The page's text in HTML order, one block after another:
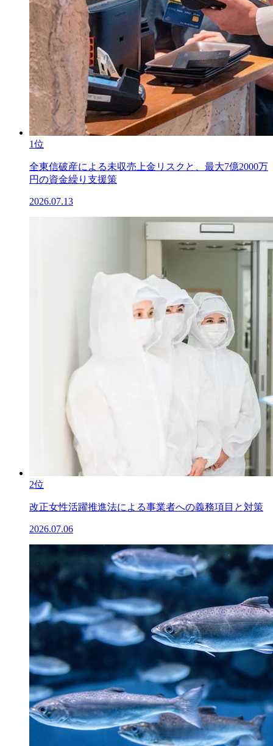
1位
全東信破産による未収売上金リスクと、最大7億2000万
円の資金繰り支援策
2026.07.13
2位
改正女性活躍推進法による事業者への義務項目と対策
2026.07.06